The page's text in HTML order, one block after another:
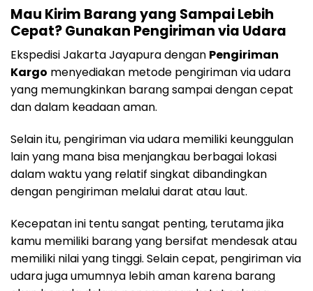
Mau Kirim Barang yang Sampai Lebih
Cepat? Gunakan Pengiriman via Udara
Ekspedisi Jakarta Jayapura dengan Pengiriman
Kargo menyediakan metode pengiriman via udara
yang memungkinkan barang sampai dengan cepat
dan dalam keadaan aman.
Selain itu, pengiriman via udara memiliki keunggulan
lain yang mana bisa menjangkau berbagai lokasi
dalam waktu yang relatif singkat dibandingkan
dengan pengiriman melalui darat atau laut.
Kecepatan ini tentu sangat penting, terutama jika
kamu memiliki barang yang bersifat mendesak atau
memiliki nilai yang tinggi. Selain cepat, pengiriman via
udara juga umumnya lebih aman karena barang